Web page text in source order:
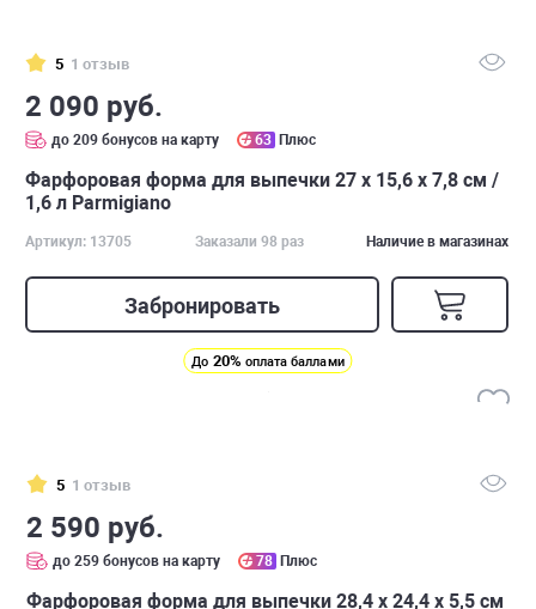
5 1 отзыв
2 090 руб.
до 209 бонусов на карту 63 Плюс
Фарфоровая форма для выпечки 27 х 15,6 х 7,8 см /
1,6 л Parmigiano
Артикул: 13705 Заказали 98 раз Наличие в магазинах
Забронировать
До 20% оплата баллами
5 1 отзыв
2 590 руб.
до 259 бонусов на карту 78 Плюс
Фарфоровая форма для выпечки 28,4 х 24,4 х 5,5 см